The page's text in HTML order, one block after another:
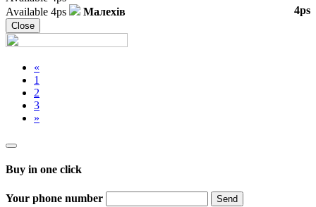
Available 4ps Малехів 4ps
Close
«
1
2
3
»
Buy in one click
Your phone number Send